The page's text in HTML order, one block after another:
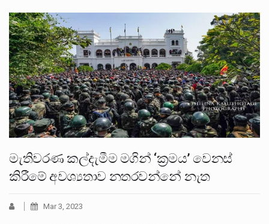
මැතිවරණ කල්දැමීම මගින් ‘ක්‍රමය’ වෙනස්
කිරීමේ අවශ්‍යතාව නතරවන්නේ නැත
Mar 3, 2023